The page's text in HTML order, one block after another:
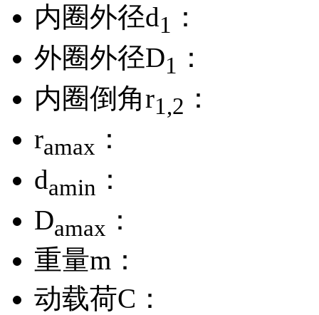
内圈外径d1 ：
外圈外径D1
：
内圈倒角r1,2 ：
ramax ：
damin ：
Damax ：
重量m：
动载荷C：